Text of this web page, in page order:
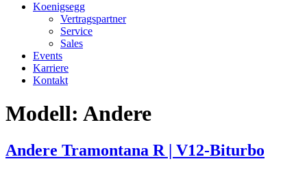
Koenigsegg
Vertragspartner
Service
Sales
Events
Karriere
Kontakt
Modell: Andere
Andere Tramontana R | V12-Biturbo